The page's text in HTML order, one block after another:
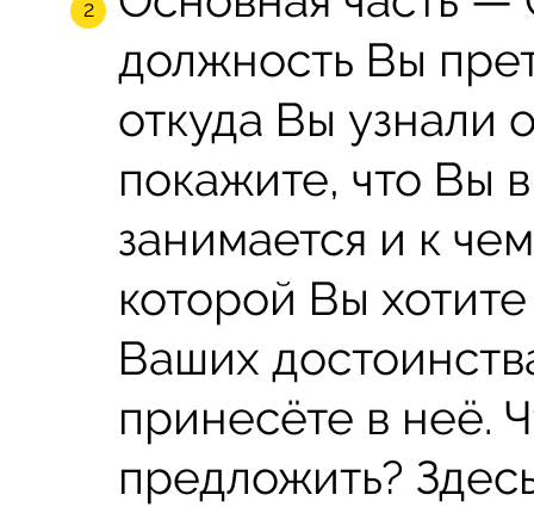
должность Вы
откуда Вы узнали
покажите, что Вы
занимается и к
которой Вы
Ваших
принесёте в неё.
предложить?